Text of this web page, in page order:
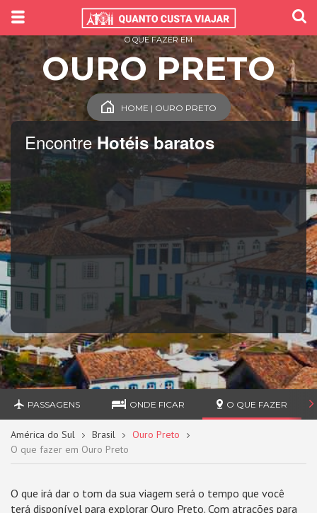
EncontreHotéis baratos
O QUE FAZER EM
OURO PRETO
HOME | OURO PRETO
PASSAGENS ONDE FICAR O QUE FAZER
América do Sul Brasil
Ouro Preto
O que fazer em Ouro Preto
O que irá dar o tom da sua viagem será o tempo que você
terá disponível para explorar Ouro Preto. Com atrações para